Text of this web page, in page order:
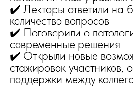
✔️ Лекторы ответили на
количество вопросов
✔️ Поговорили о
современные решения
✔️ Открыли новые
стажировок участников,
поддержки между